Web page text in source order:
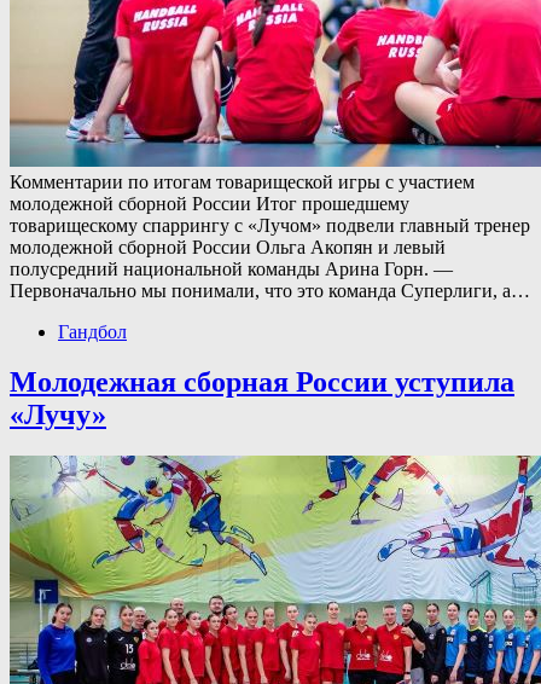
Комментарии по итогам товарищеской игры с участием
молодежной сборной России Итог прошедшему
товарищескому спаррингу с «Лучом» подвели главный тренер
молодежной сборной России Ольга Акопян и левый
полусредний национальной команды Арина Горн. —
Первоначально мы понимали, что это команда Суперлиги, а…
Гандбол
Молодежная сборная России уступила
«Лучу»